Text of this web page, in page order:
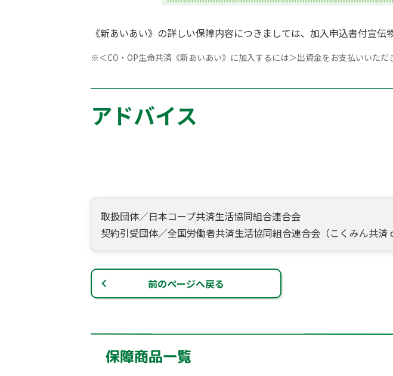
《新あいあい》の詳しい保障内容につきましては、加入申込書付宣伝
※＜CO・OP生命共済《新あいあい》に加入するには＞出資金をお支払いいた
アドバイス
取扱団体／日本コープ共済生活協同組合連合会
契約引受団体／全国労働者共済生活協同組合連合会（こくみん共済
前のページへ戻る
保障商品一覧